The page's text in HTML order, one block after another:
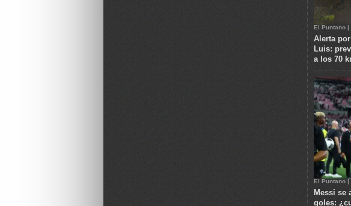
El Puntano |
Alerta
Luis:
a los 70
El Puntano |
Messi se
goles: